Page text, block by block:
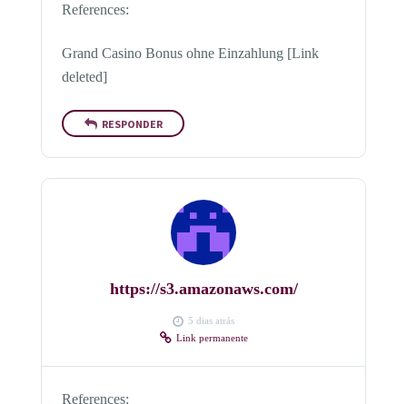
References:
Grand Casino Bonus ohne Einzahlung [Link
deleted]
RESPONDER
https://s3.amazonaws.com/
5 dias atrás
Link permanente
References: